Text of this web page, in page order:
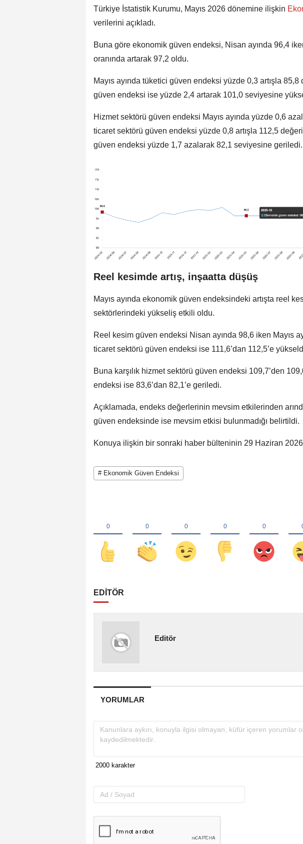
Türkiye İstatistik Kurumu, Mayıs 2026 dönemine ilişkin
verilerini açıkladı.
Buna göre ekonomik güven endeksi, Nisan ayında 96,4
oranında artarak 97,2 oldu.
Mayıs ayında tüketici güven endeksi yüzde 0,3 artışla
güven endeksi ise yüzde 2,4 artarak 101,0 seviyesine
Hizmet sektörü güven endeksi Mayıs ayında yüzde 0,6
ticaret sektörü güven endeksi yüzde 0,8 artışla 112,5
güven endeksi yüzde 1,7 azalarak 82,1 seviyesine geriledi.
Reel kesimde artış, inşaatta düşüş
Mayıs ayında ekonomik güven endeksindeki artışta reel
sektörlerindeki yükseliş etkili oldu.
Reel kesim güven endeksi Nisan ayında 98,6 iken Mayıs
ticaret sektörü güven endeksi ise 111,6’dan 112,5’e
Buna karşılık hizmet sektörü güven endeksi 109,7’den
endeksi ise 83,6’dan 82,1’e geriledi.
Açıklamada, endeks değerlerinin mevsim etkilerinden
güven endeksinde ise mevsim etkisi bulunmadığı belirtildi.
Konuya ilişkin bir sonraki haber bülteninin 29 Haziran
# Ekonomik Güven Endeksi
EDİTÖR
Editör
YORUMLAR